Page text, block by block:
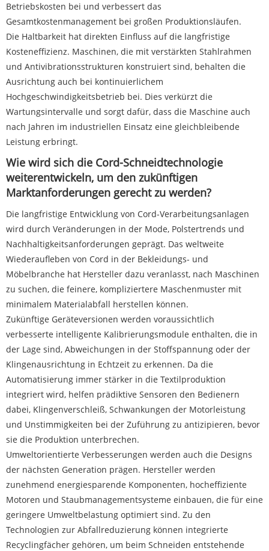
Betriebskosten bei und verbessert das
Gesamtkostenmanagement bei großen Produktionsläufen.
Die Haltbarkeit hat direkten Einfluss auf die langfristige
Kosteneffizienz. Maschinen, die mit verstärkten Stahlrahmen
und Antivibrationsstrukturen konstruiert sind, behalten die
Ausrichtung auch bei kontinuierlichem
Hochgeschwindigkeitsbetrieb bei. Dies verkürzt die
Wartungsintervalle und sorgt dafür, dass die Maschine auch
nach Jahren im industriellen Einsatz eine gleichbleibende
Leistung erbringt.
Wie wird sich die Cord-Schneidtechnologie
weiterentwickeln, um den zukünftigen
Marktanforderungen gerecht zu werden?
Die langfristige Entwicklung von Cord-Verarbeitungsanlagen
wird durch Veränderungen in der Mode, Polstertrends und
Nachhaltigkeitsanforderungen geprägt. Das weltweite
Wiederaufleben von Cord in der Bekleidungs- und
Möbelbranche hat Hersteller dazu veranlasst, nach Maschinen
zu suchen, die feinere, kompliziertere Maschenmuster mit
minimalem Materialabfall herstellen können.
Zukünftige Geräteversionen werden voraussichtlich
verbesserte intelligente Kalibrierungsmodule enthalten, die in
der Lage sind, Abweichungen in der Stoffspannung oder der
Klingenausrichtung in Echtzeit zu erkennen. Da die
Automatisierung immer stärker in die Textilproduktion
integriert wird, helfen prädiktive Sensoren den Bedienern
dabei, Klingenverschleiß, Schwankungen der Motorleistung
und Unstimmigkeiten bei der Zuführung zu antizipieren, bevor
sie die Produktion unterbrechen.
Umweltorientierte Verbesserungen werden auch die Designs
der nächsten Generation prägen. Hersteller werden
zunehmend energiesparende Komponenten, hocheffiziente
Motoren und Staubmanagementsysteme einbauen, die für eine
geringere Umweltbelastung optimiert sind. Zu den
Technologien zur Abfallreduzierung können integrierte
Recyclingfächer gehören, um beim Schneiden entstehende